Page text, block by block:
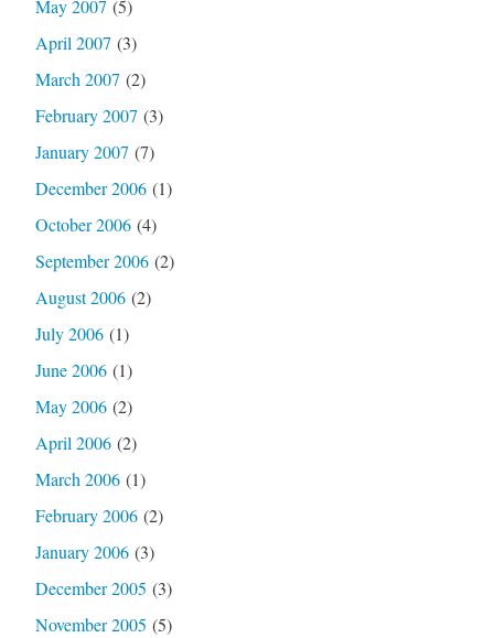
May 2007 (5)
April 2007 (3)
March 2007 (2)
February 2007 (3)
January 2007 (7)
December 2006(1)
October 2006(4)
September 2006(2)
August 2006(2)
July 2006(1)
June 2006(1)
May 2006(2)
April 2006(2)
March 2006(1)
February 2006(2)
January 2006(3)
December 2005 (3)
November 2005 (5)